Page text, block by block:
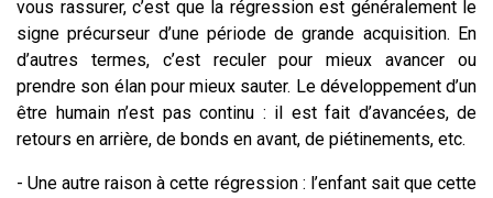
vous rassurer, c’est que la régression est généralement le
signe précurseur d’une période de grande acquisition. En
d’autres termes, c’est reculer pour mieux avancer ou
prendre son élan pour mieux sauter. Le développement d’un
être humain n’est pas continu : il est fait d’avancées, de
retours en arrière, de bonds en avant, de piétinements, etc.
- Une autre raison à cette régression : l’enfant sait que cette